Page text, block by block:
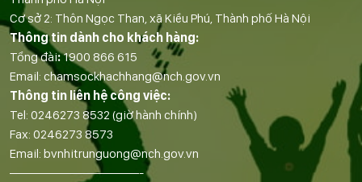
Cơ sở 2: Thôn Ngọc Than, xã Kiều Phú, Thành phố Hà Nội
Thông tin dành cho khách hàng:
Tổng đài:1900 866 615
Email: chamsockhachhang@nch.gov.vn
Thông tin liên hệ công việc:
Tel: 0246273 8532 (giờ hành chính)
Fax: 0246273 8573
Email: bvnhitrunguong@nch.gov.vn
——————————-